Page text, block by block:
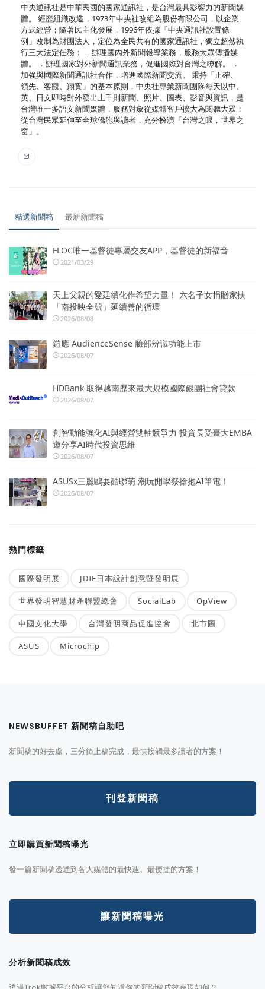
中央通訊社是中華民國的國家通訊社，是台灣最具影響力的新聞媒
體。 經歷組織改造，1973年中央社改組為股份有限公司，以企業
方式經營；隨著民主化發展，1996年依據「中央通訊社設置條
例」改制為財團法人，定位為全民共有的國家通訊社，獨立超然執
行三大法定任務： ．辦理國內外新聞報導業務，服務大眾傳播媒
體。 ．辦理國家對外新聞通訊業務，促進國際對台灣之瞭解。 ．
加強與國際新聞通訊社合作，增進國際新聞交流。 秉持「正確、
領先、客觀、翔實」的基本原則，中央社專業新聞團隊每天以中、
英、日文即時對外發出上千則新聞、照片、圖表、影音與資訊，是
台灣唯一多語文新聞媒體，服務對象從媒體客戶擴大為閱聽大眾；
從台灣民眾延伸至全球僑胞與讀者，充分扮演「台灣之眼，世界之
窗」。
精選新聞稿 最新新聞稿
FLOC唯一基督徒專屬交友APP，基督徒的新福音
2021/03/29
天上父親的愛延續化作希望力量！ 六名子女捐贈家扶
「南投映全號」延續善的循環
2026/08/08
鎧應 AudienceSense 臉部辨識功能上市
2026/08/07
HDBank 取得越南歷來最大規模國際銀團社會貸款
2026/08/07
創智動能強化AI與經營雙軸競爭力 投資長受臺大EMBA
邀分享AI時代投資思維
2026/08/07
ASUSx三麗鷗耍酷聯萌 潮玩開學祭搶抱AI筆電！
2026/08/07
熱門標籤
國際發明展 JDIE日本設計創意暨發明展
世界發明智慧財產聯盟總會 SocialLab OpView
中國文化大學 台灣發明商品促進協會 北市圖
ASUS Microchip
NEWSBUFFET 新聞稿自助吧
新聞稿的好去處，三分鐘上稿完成，最快接觸最多讀者的方案！
刊登新聞稿
立即購買新聞稿曝光
發一篇新聞稿透通到各大媒體的最快速、最便捷的方案！
讓新聞稿曝光
分析新聞稿成效